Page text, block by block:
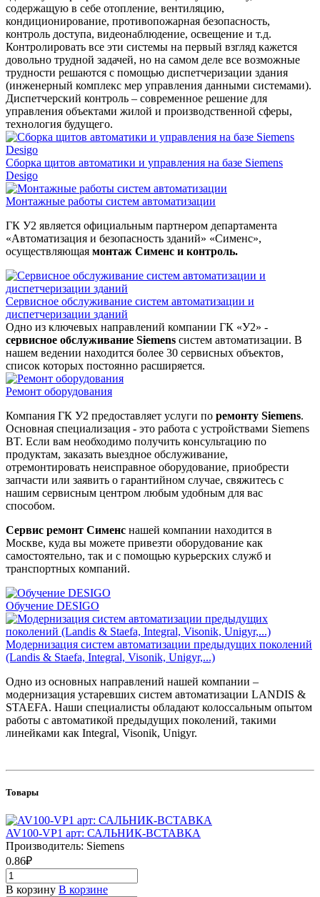
содержащую в себе отопление, вентиляцию,
кондиционирование, противопожарная безопасность,
контроль доступа, видеонаблюдение, освещение и т.д.
Контролировать все эти системы на первый взгляд кажется
довольно трудной задачей, но на самом деле все возможные
трудности решаются с помощью диспетчеризации здания
(инженерный комплекс мер управления данными системами).
Диспетчерский контроль – современное решение для
управления объектами жилой и производственной сферы,
технология будущего.
Сборка щитов автоматики и управления на базе Siemens
Desigo
Монтажные работы систем автоматизации
ГК У2 является официальным партнером департамента
«Автоматизация и безопасность зданий» «Сименс»,
осуществляющая монтаж Сименс и контроль.
Сервисное обслуживание систем автоматизации и
диспетчеризации зданий
Одно из ключевых направлений компании ГК «У2» -
сервисное обслуживание Siemens систем автоматизации. В
нашем ведении находится более 30 сервисных объектов,
список которых постоянно расширяется.
Ремонт оборудования
Компания ГК У2 предоставляет услуги по ремонту Siemens.
Основная специализация - это работа с устройствами Siemens
BT. Если вам необходимо получить консультацию по
продуктам, заказать выездное обслуживание,
отремонтировать неисправное оборудование, приобрести
запчасти или заявить о гарантийном случае, свяжитесь с
нашим сервисным центром любым удобным для вас
способом.
Сервис ремонт Сименс нашей компании находится в
Москве, куда вы можете привезти оборудование как
самостоятельно, так и с помощью курьерских служб и
транспортных компаний.
Обучение DESIGO
Модернизация систем автоматизации предыдущих поколений
(Landis & Staefa, Integral, Visonik, Unigyr,...)
Одно из основных направлений нашей компании –
модернизация устаревших систем автоматизации LANDIS &
STAEFA. Наши специалисты обладают колоссальным опытом
работы с автоматикой предыдущих поколений, такими
линейками как Integral, Visonik, Unigyr.
Товары
AV100-VP1 арт: САЛЬНИК-ВСТАВКА
Производитель: Siemens
0.86₽
В корзину В корзине